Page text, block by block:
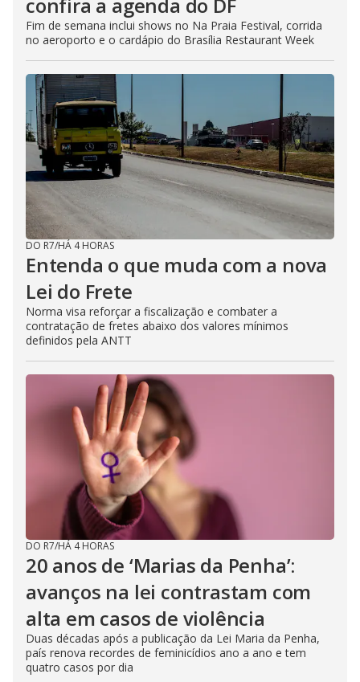
Fim de semana inclui shows no Na Praia Festival, corrida
no aeroporto e o cardápio do Brasília Restaurant Week
DO R7/HÁ 4 HORAS
Entenda o que muda com a nova
Lei do Frete
Norma visa reforçar a fiscalização e combater a
contratação de fretes abaixo dos valores mínimos
definidos pela ANTT
DO R7/HÁ 4 HORAS
20 anos de ‘Marias da Penha’:
avanços na lei contrastam com
alta em casos de violência
Duas décadas após a publicação da Lei Maria da Penha,
país renova recordes de feminicídios ano a ano e tem
quatro casos por dia